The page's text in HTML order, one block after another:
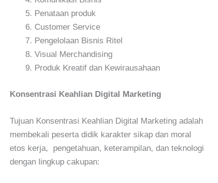
Penataan produk
Customer Service
Pengelolaan Bisnis Ritel
Visual Merchandising
Produk Kreatif dan Kewirausahaan
Konsentrasi Keahlian Digital Marketing
Tujuan Konsentrasi Keahlian Digital Marketing adalah
membekali peserta didik karakter sikap dan moral
etos kerja, pengetahuan, keterampilan, dan teknologi
dengan lingkup cakupan: